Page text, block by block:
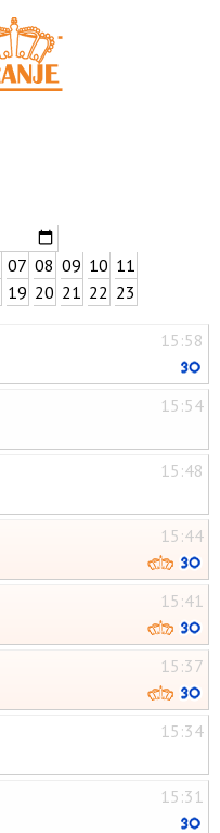
07 08 09 10 11
19 20 21 22 23
15:58
15:54
15:48
15:44
15:41
15:37
15:34
15:31